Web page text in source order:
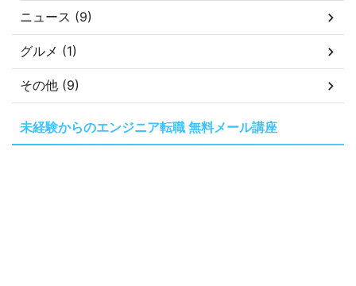
ニュース (9)
グルメ (1)
その他 (9)
未経験からのエンジニア転職 無料メール講座